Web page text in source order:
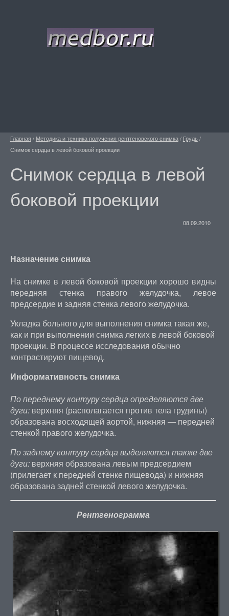
Главная / Методика и техника получения рентгеновского снимка/ Грудь/
Снимок сердца в левой боковой проекции
Снимок сердца в левой
боковой проекции
08.09.2010
Назначение снимка
На снимке в левой боковой проекции хорошо видны
передняя стенка правого желудочка, левое
предсердие и задняя стенка левого желудочка.
Укладка больного для выполнения снимка такая же,
как и при выполнении снимка легких в левой боковой
проекции. В процессе исследования обычно
контрастируют пищевод.
Информативность снимка
По переднему контуру сердца определяются две
дуги:верхняя (располагается против тела грудины)
образована восходящей аортой, нижняя — передней
стенкой правого желудочка.
По заднему контуру сердца выделяются также две
дуги: верхняя образована левым предсердием
(прилегает к передней стенке пищевода) и нижняя
образована задней стенкой левого желудочка.
Рентгенограмма